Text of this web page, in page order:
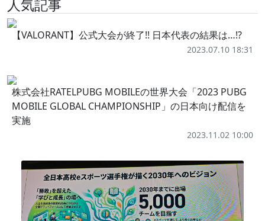
人気記事
【VALORANT】公式大会が終了!! 日本代表の結果は…!?
2023.07.10 18:31
株式会社RATELPUBG MOBILEの世界大会「2023 PUBG
MOBILE GLOBAL CHAMPIONSHIP」の日本向け配信を
実施
2023.11.02 10:00